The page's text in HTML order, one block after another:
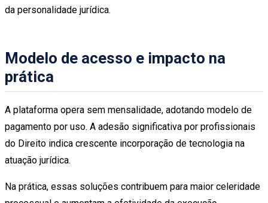
da personalidade jurídica.
Modelo de acesso e impacto na
prática
A plataforma opera sem mensalidade, adotando modelo de
pagamento por uso. A adesão significativa por profissionais
do Direito indica crescente incorporação de tecnologia na
atuação jurídica.
Na prática, essas soluções contribuem para maior celeridade